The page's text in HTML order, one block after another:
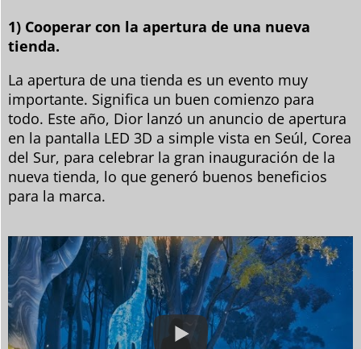
1) Cooperar con la apertura de una nueva
tienda.
La apertura de una tienda es un evento muy
importante. Significa un buen comienzo para
todo. Este año, Dior lanzó un anuncio de apertura
en la pantalla LED 3D a simple vista en Seúl, Corea
del Sur, para celebrar la gran inauguración de la
nueva tienda, lo que generó buenos beneficios
para la marca.